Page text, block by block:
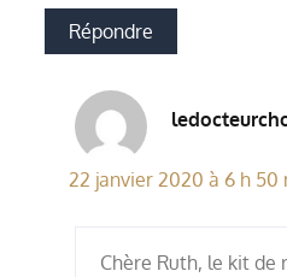
Répondre
22 janvier 2020 à 6 h 50
Chère Ruth, le kit de